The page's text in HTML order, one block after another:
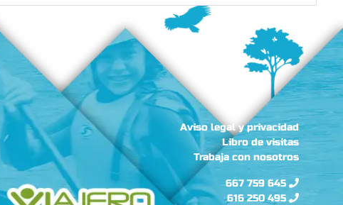
Aviso legal y privacidad
Libro de visitas
Trabaja con nosotros
667 759 645
616 250 495